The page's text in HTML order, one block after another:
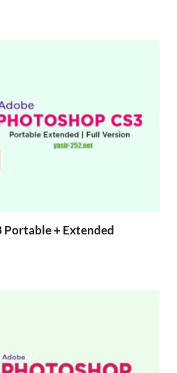
Portable + Extended